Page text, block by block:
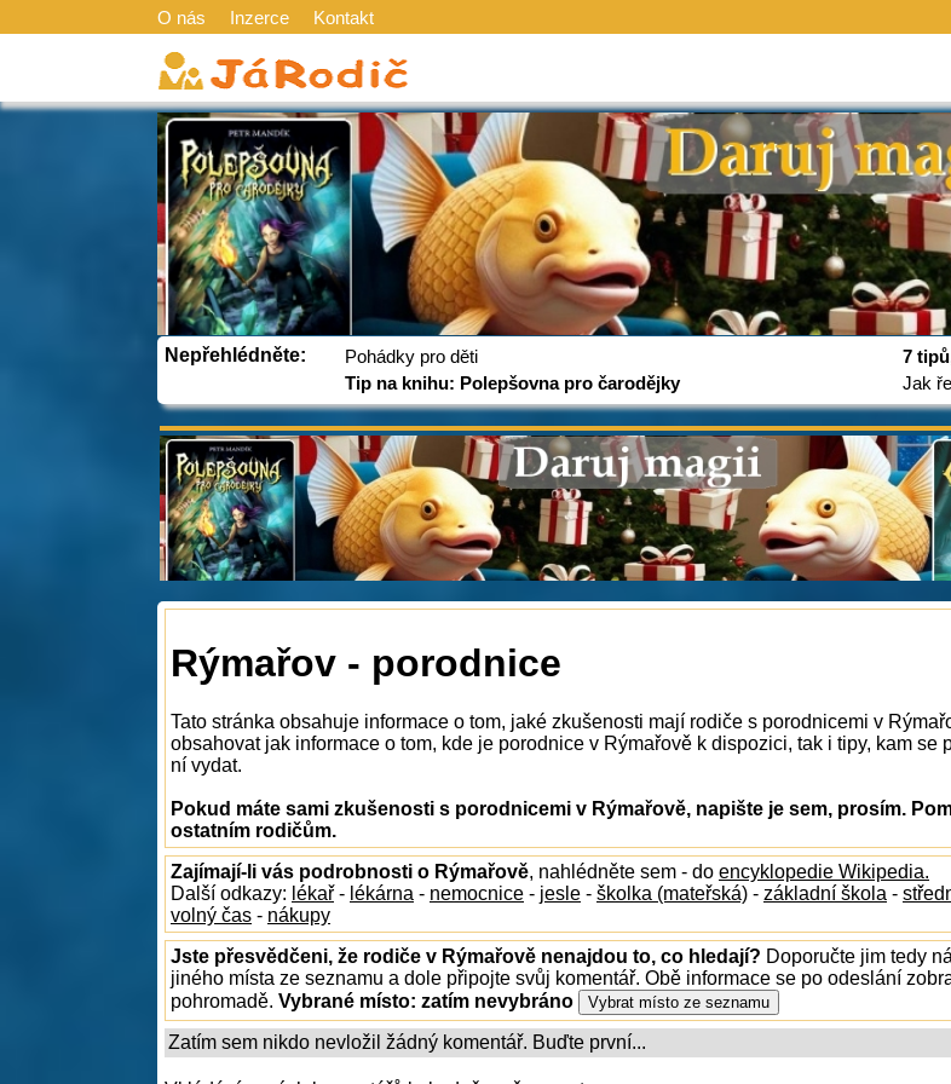
O nás Inzerce Kontakt
Nepřehlédněte:
Pohádky pro děti
Tip na knihu: Polepšovna pro čarodějky
7
Jak
Rýmařov - porodnice
Tato stránka obsahuje informace o tom, jaké zkušenosti mají rodiče s porodnicemi v
obsahovat jak informace o tom, kde je porodnice v Rýmařově k dispozici, tak i tipy, kam se
ní vydat.
Pokud máte sami zkušenosti s porodnicemi v Rýmařově, napište je sem, prosím.
ostatním rodičům.
Zajímají-li vás podrobnosti o Rýmařově, nahlédněte sem - do encyklopedie Wikipedia.
Další odkazy: lékař - lékárna - nemocnice - jesle - školka (mateřská) - základní škola -
volný čas - nákupy
Jste přesvědčeni, že rodiče v Rýmařově nenajdou to, co hledají? Doporučte jim tedy
jiného místa ze seznamu a dole připojte svůj komentář. Obě informace se po odeslání
pohromadě. Vybrané místo: zatím nevybráno
Zatím sem nikdo nevložil žádný komentář. Buďte první...